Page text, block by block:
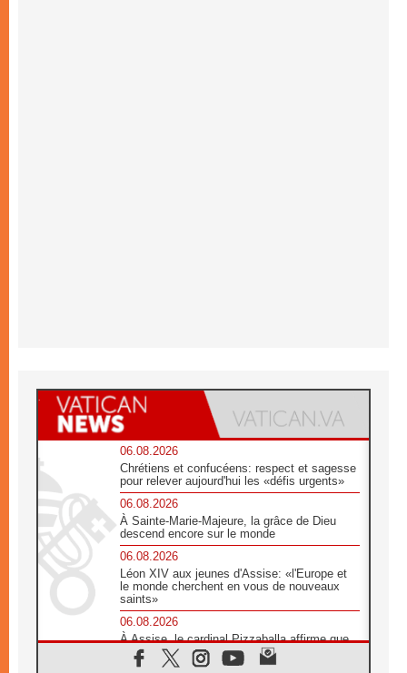
06.08.2026
Chrétiens et confucéens: respect et sagesse
pour relever aujourd'hui les «défis urgents»
06.08.2026
À Sainte-Marie-Majeure, la grâce de Dieu
descend encore sur le monde
06.08.2026
Léon XIV aux jeunes d'Assise: «l'Europe et
le monde cherchent en vous de nouveaux
saints»
06.08.2026
À Assise, le cardinal Pizzaballa affirme que
«les chrétiens veulent la paix»